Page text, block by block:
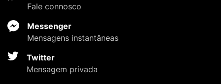
Fale connosco
Messenger
Mensagens instantâneas
Twitter
Mensagem privada